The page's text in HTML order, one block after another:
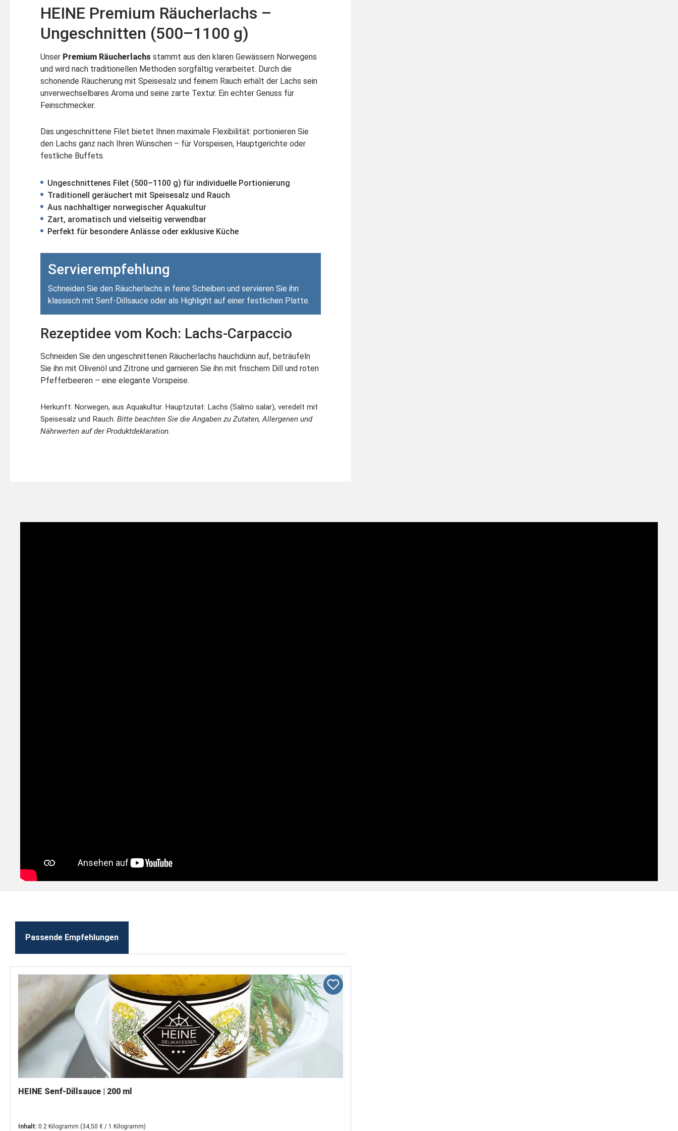
HEINE Premium Räucherlachs –
Ungeschnitten (500–1100 g)
Unser Premium Räucherlachs stammt aus den klaren Gewässern Norwegens
und wird nach traditionellen Methoden sorgfältig verarbeitet. Durch die
schonende Räucherung mit Speisesalz und feinem Rauch erhält der Lachs sein
unverwechselbares Aroma und seine zarte Textur. Ein echter Genuss für
Feinschmecker.
Das ungeschnittene Filet bietet Ihnen maximale Flexibilität: portionieren Sie
den Lachs ganz nach Ihren Wünschen – für Vorspeisen, Hauptgerichte oder
festliche Buffets.
Ungeschnittenes Filet (500–1100 g) für individuelle Portionierung
Traditionell geräuchert mit Speisesalz und Rauch
Aus nachhaltiger norwegischer Aquakultur
Zart, aromatisch und vielseitig verwendbar
Perfekt für besondere Anlässe oder exklusive Küche
Servierempfehlung
Schneiden Sie den Räucherlachs in feine Scheiben und servieren Sie ihn
klassisch mit Senf-Dillsauce oder als Highlight auf einer festlichen Platte.
Rezeptidee vom Koch: Lachs-Carpaccio
Schneiden Sie den ungeschnittenen Räucherlachs hauchdünn auf, beträufeln
Sie ihn mit Olivenöl und Zitrone und garnieren Sie ihn mit frischem Dill und roten
Pfefferbeeren – eine elegante Vorspeise.
Herkunft: Norwegen, aus Aquakultur. Hauptzutat: Lachs (Salmo salar), veredelt mit
Speisesalz und Rauch. Bitte beachten Sie die Angaben zu Zutaten, Allergenen und
Nährwerten auf der Produktdeklaration.
Passende Empfehlungen
HEINE Senf-Dillsauce | 200 ml
Inhalt: 0.2 Kilogramm (34,50 € / 1 Kilogramm)